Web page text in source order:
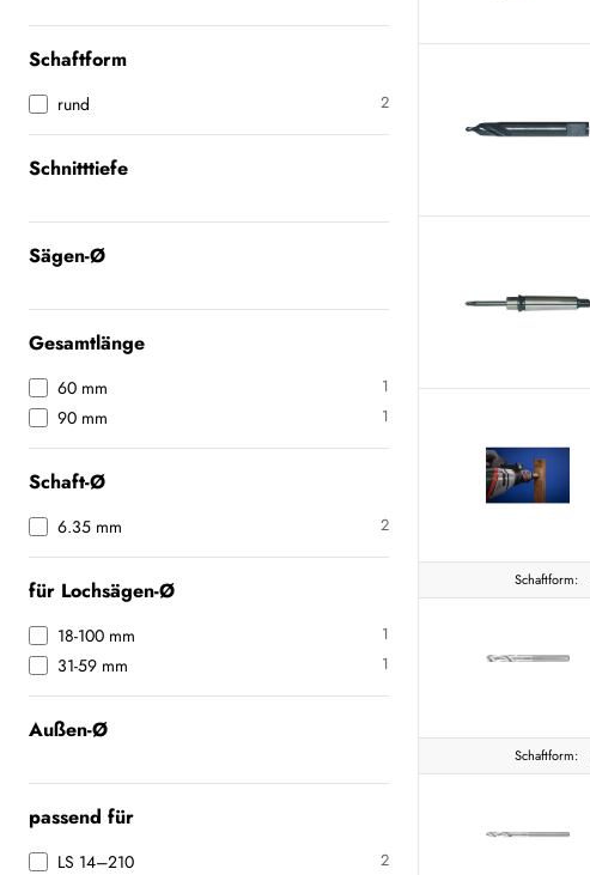
Schaftform
rund 2
Schnitttiefe
Sägen-Ø
Gesamtlänge
60 mm 1
90 mm 1
Schaft-Ø
6.35 mm 2
für Lochsägen-Ø
18-100 mm 1
31-59 mm 1
Außen-Ø
passend für
LS 14–210 2
Schaftform:
Schaftform: